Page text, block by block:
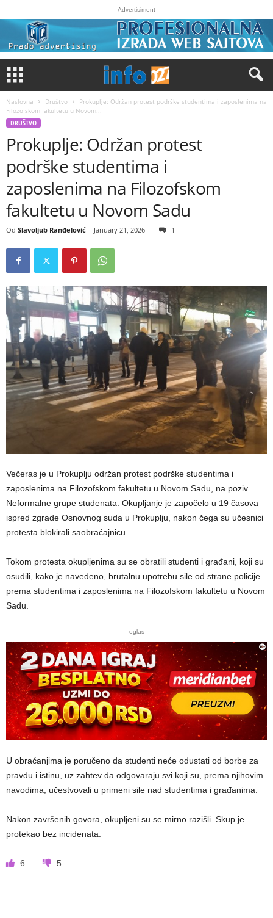
Advertisiment
Naslovna Društvo
Prokuplje: Održan protest podrške studentima i zaposlenima na
Filozofskom fakultetu u Novom...
DRUŠTVO
Prokuplje: Održan protest
podrške studentima i
zaposlenima na Filozofskom
fakultetu u Novom Sadu
Od Slavoljub Ranđelović - January 21, 2026 1
Večeras je u Prokuplju održan protest podrške studentima i
zaposlenima na Filozofskom fakultetu u Novom Sadu, na poziv
Neformalne grupe studenata. Okupljanje je započelo u 19 časova
ispred zgrade Osnovnog suda u Prokuplju, nakon čega su učesnici
protesta blokirali saobraćajnicu.
Tokom protesta okupljenima su se obratili studenti i građani, koji su
osudili, kako je navedeno, brutalnu upotrebu sile od strane policije
prema studentima i zaposlenima na Filozofskom fakultetu u Novom
Sadu.
oglas
U obraćanjima je poručeno da studenti neće odustati od borbe za
pravdu i istinu, uz zahtev da odgovaraju svi koji su, prema njihovim
navodima, učestvovali u primeni sile nad studentima i građanima.
Nakon završenih govora, okupljeni su se mirno razišli. Skup je
protekao bez incidenata.
6 5